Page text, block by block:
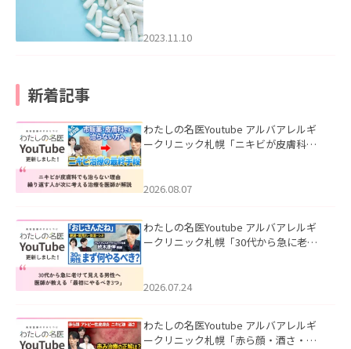
2023.11.10
新着記事
わたしの名医Youtube アルバアレルギ
ークリニック札幌「ニキビが皮膚科で
ました。
2026.08.07
わたしの名医Youtube アルバアレルギ
ークリニック札幌「30代から急に老け
た。
2026.07.24
わたしの名医Youtube アルバアレルギ
ークリニック札幌「赤ら顔・酒さ・ニ